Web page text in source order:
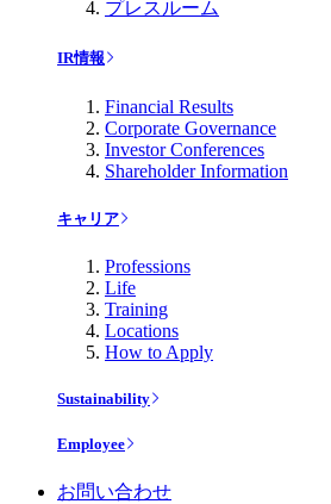
プレスルーム
IR情報
Financial Results
Corporate Governance
Investor Conferences
Shareholder Information
キャリア
Professions
Life
Training
Locations
How to Apply
Sustainability
Employee
お問い合わせ